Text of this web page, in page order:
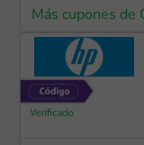
Más cupones de